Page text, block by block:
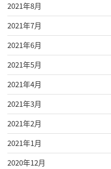
2021年8月
2021年7月
2021年6月
2021年5月
2021年4月
2021年3月
2021年2月
2021年1月
2020年12月